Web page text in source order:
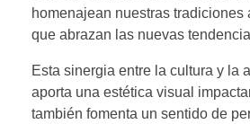
homenajean nuestras tradiciones
que abrazan las nuevas
Esta sinergia entre la cultura y la
aporta una estética visual
también fomenta un sentido de